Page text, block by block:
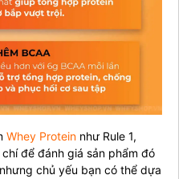
Whey Protein như Rule 1,
để đánh giá sản phẩm đó
chủ yếu bạn có thể dựa